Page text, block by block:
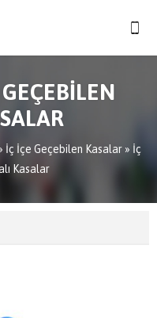
İç İçe Geçebilen Kasalar» İç
Kasalar